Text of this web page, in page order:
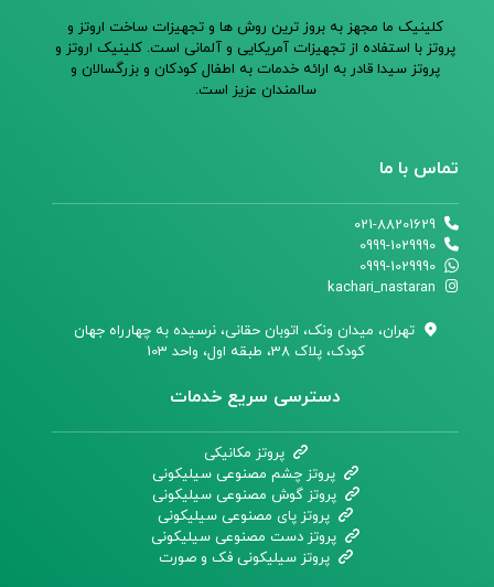
کلینیک ما مجهز به بروز ترین روش ها و تجهیزات ساخت اروتز و
پروتز با استفاده از تجهیزات آمریکایی و آلمانی است. کلینیک اروتز و
پروتز سیدا قادر به ارائه خدمات به اطفال کودکان و بزرگسالان و
سالمندان عزیز است.
تماس با ما
021-88201629
0999-1029990
0999-1029990
kachari_nastaran
تهران،‌ میدان ونک، اتوبان حقانی، نرسیده به چهارراه جهان
کودک، پلاک 38، طبقه اول، واحد 103
دسترسی سریع خدمات
پروتز مکانیکی
پروتز چشم مصنوعی سیلیکونی
پروتز گوش مصنوعی سیلیکونی
پروتز پای مصنوعی سیلیکونی
پروتز دست مصنوعی سیلیکونی
پروتز سیلیکونی فک و صورت